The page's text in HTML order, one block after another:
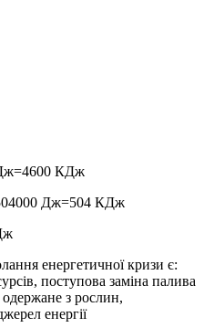
КДж
Дж=504 КДж
енергетичної кризи є:
поступова заміна палива
з рослин,
енергії